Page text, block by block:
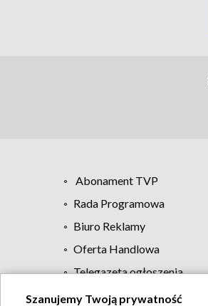
Abonament TVP
Rada Programowa
Biuro Reklamy
Oferta Handlowa
Telegazeta ogłoszenia
Szanujemy Twoją prywatność